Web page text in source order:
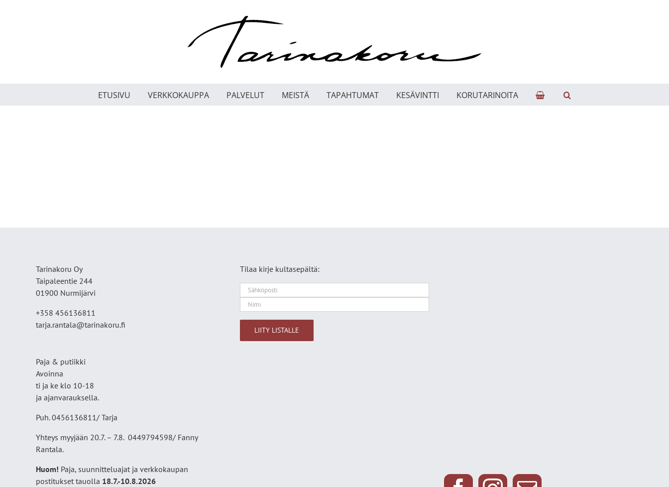
ETUSIVU VERKKOKAUPPA PALVELUT MEISTÄ TAPAHTUMAT KESÄVINTTI KORUTARINOITA
Tarinakoru Oy
Taipaleentie 244
01900 Nurmijärvi
+358 456136811
tarja.rantala@tarinakoru.fi
Paja & putiikki
Avoinna
ti ja ke klo 10-18
ja ajanvarauksella.
Puh. 0456136811/ Tarja
Yhteys myyjään 20.7. – 7.8. 0449794598/ Fanny
Rantala.
Huom! Paja, suunnitteluajat ja verkkokaupan
postitukset tauolla 18.7.-10.8.2026
Tilaa kirje kultasepältä: